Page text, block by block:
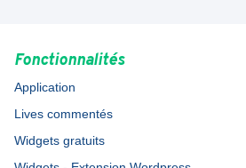
Fonctionnalités
Application
Lives commentés
Widgets gratuits